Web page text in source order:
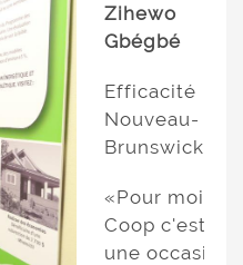
Zihewo
Gbégbé
Efficacité
Nouveau-
Brunswick
«Pour moi,
Coop c'est
une occasion